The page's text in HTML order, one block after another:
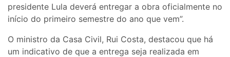
presidente Lula deverá entregar a obra oficialmente no
início do primeiro semestre do ano que vem”.
O ministro da Casa Civil, Rui Costa, destacou que há
um indicativo de que a entrega seja realizada em